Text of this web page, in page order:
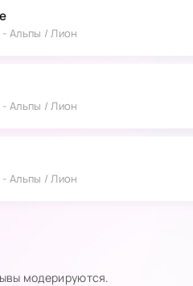
Альпы / Лион
Альпы / Лион
Альпы / Лион
модерируются.